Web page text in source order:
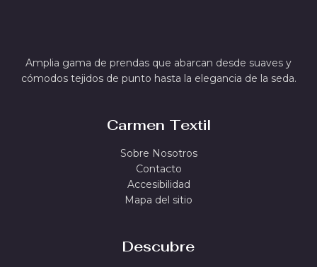
Amplia gama de prendas que abarcan desde suaves y
cómodos tejidos de punto hasta la elegancia de la seda.
Carmen Textil
Sobre Nosotros
Contacto
Accesibilidad
Mapa del sitio
Descubre